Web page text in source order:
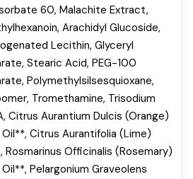
60, Malachite Extract,
Arachidyl Glucoside,
Lecithin, Glyceryl
Stearic Acid, PEG-100
Polymethylsilsesquioxane,
Tromethamine, Trisodium
Citrus Aurantium Dulcis (Orange)
Oil**, Citrus Aurantifolia (Lime)
Rosmarinus Officinalis (Rosemary)
Pelargonium Graveolens